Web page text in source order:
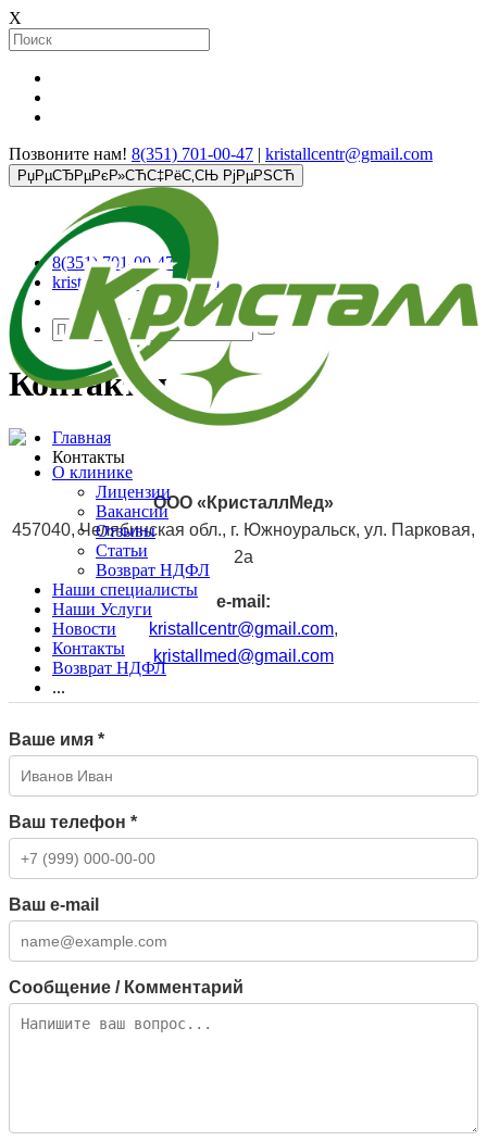
X
Позвоните нам! 8(351) 701-00-47 | kristallcentr@gmail.com
РџРµСЂРµРєР»СЋС‡РёС‚СЊ РјРµРЅСЋ
О клинике
Лицензии
Вакансии
Отзывы
Статьи
Возврат НДФЛ
Наши специалисты
Наши Услуги
Новости
Контакты
Возврат НДФЛ
...
8(351) 701-00-47
kristallcentr@gmail.com
Контакты
Главная
Контакты
ООО «КристаллМед»
457040, Челябинская обл., г. Южноуральск, ул. Парковая,
2а
e-mail:
kristallcentr@gmail.com,
kristallmed@gmail.com
Ваше имя *
Ваш телефон *
Ваш e-mail
Сообщение / Комментарий